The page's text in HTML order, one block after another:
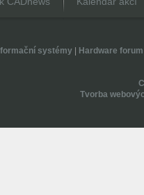
systémy| Hardware forum
Tvorba